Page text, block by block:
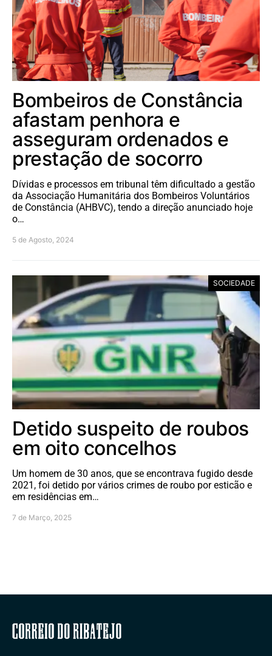
Bombeiros de Constância
afastam penhora e
asseguram ordenados e
prestação de socorro
Dívidas e processos em tribunal têm dificultado a gestão
da Associação Humanitária dos Bombeiros Voluntários
de Constância (AHBVC), tendo a direção anunciado hoje
o…
5 de Agosto, 2024
SOCIEDADE
Detido suspeito de roubos
em oito concelhos
Um homem de 30 anos, que se encontrava fugido desde
2021, foi detido por vários crimes de roubo por esticão e
em residências em…
7 de Março, 2025
Correio do Ribatejo